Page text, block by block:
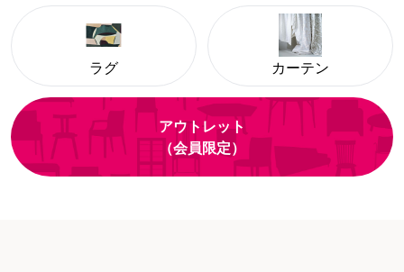
ラグ カーテン
アウトレット
（会員限定）